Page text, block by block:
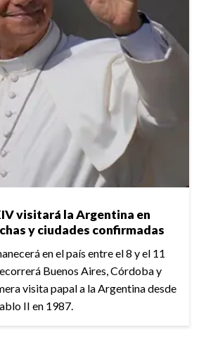
visitará la Argentina en
y ciudades confirmadas
en el país entre el 8 y el 11
Buenos Aires, Córdoba y
visita papal a la Argentina desde
II en 1987.